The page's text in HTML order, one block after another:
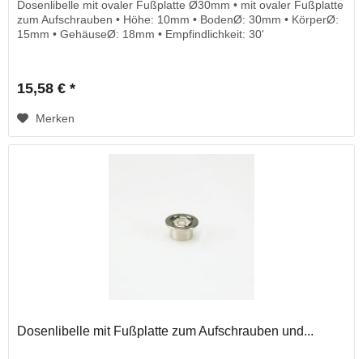
Dosenlibelle mit ovaler Fußplatte Ø30mm • mit ovaler Fußplatte
zum Aufschrauben • Höhe: 10mm • BodenØ: 30mm • KörperØ:
15mm • GehäuseØ: 18mm • Empfindlichkeit: 30'
15,58 € *
Merken
Dosenlibelle mit Fußplatte zum Aufschrauben und...